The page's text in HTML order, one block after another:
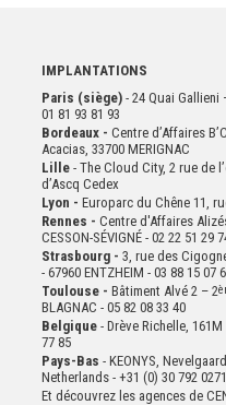
IMPLANTATIONS
Paris (siège) - 24 Quai Gallieni
01 81 93 81 93
Bordeaux - Centre d’Affaires
Acacias, 33700 MERIGNAC
Lille- The Cloud City, 2 rue de
d’Ascq Cedex
Lyon - Europarc du Chêne 11,
Rennes - Centre d'Affaires
CESSON-SÉVIGNÉ - 02 22 51 29
Strasbourg - 3, rue des
- 67960 ENTZHEIM - 03 88 15 07
Toulouse - Bâtiment Alvé 2 – 2
BLAGNAC - 05 82 08 33 40
Belgique- Drève Richelle,
77 85
Pays-Bas - KEONYS,
Netherlands - +31 (0) 30 792 0271
Et découvrez les agences de